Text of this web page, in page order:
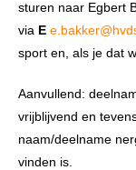
sturen naar Egbert
via E
sport en, als je dat
Aanvullend:
vrijblijvend en
naam/deelname
vinden is.